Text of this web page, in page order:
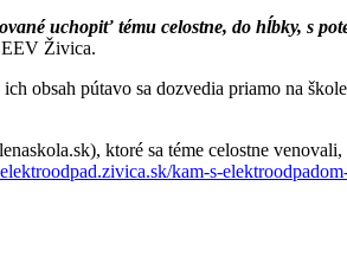
uchopiť tému celostne, do hĺbky, s
Živica.
obsah pútavo sa dozvedia priamo na
ktoré sa téme celostne
kam-s-